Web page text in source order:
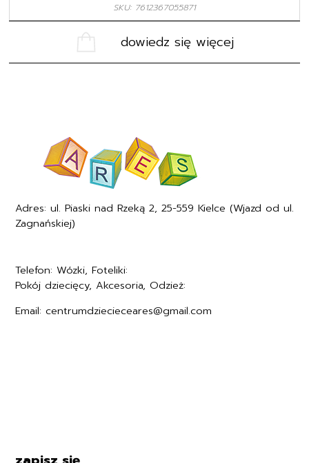
SKU: 7612367055871
dowiedz się więcej
Adres: ul. Piaski nad Rzeką 2, 25-559 Kielce (Wjazd od ul.
Zagnańskiej)
Telefon: Wózki, Foteliki:
Pokój dziecięcy, Akcesoria, Odzież:
Email: centrumdziecieceares@gmail.com